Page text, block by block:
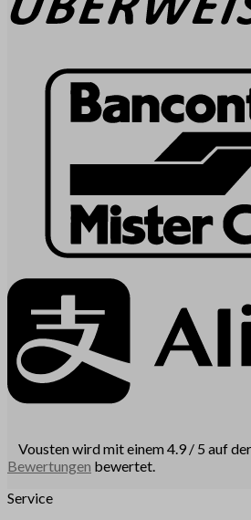
Vousten wird mit einem 4.9 / 5 auf
Bewertungen bewertet.
Service